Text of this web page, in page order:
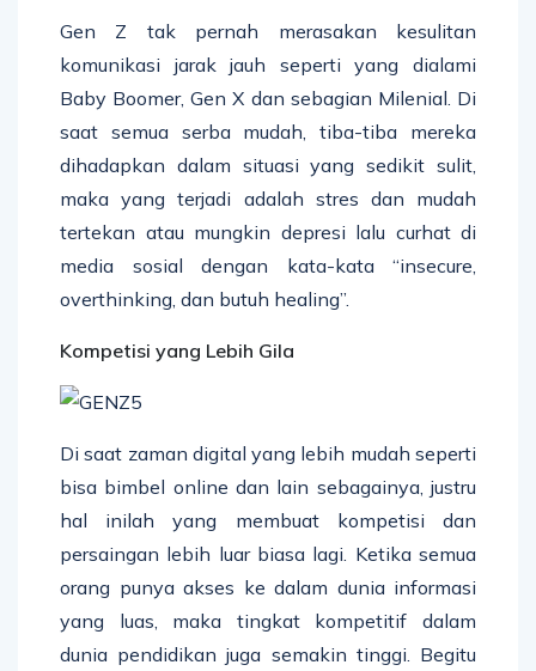
Gen Z tak pernah merasakan kesulitan
komunikasi jarak jauh seperti yang dialami
Baby Boomer, Gen X dan sebagian Milenial. Di
saat semua serba mudah, tiba-tiba mereka
dihadapkan dalam situasi yang sedikit sulit,
maka yang terjadi adalah stres dan mudah
tertekan atau mungkin depresi lalu curhat di
media sosial dengan kata-kata “insecure,
overthinking, dan butuh healing”.
Kompetisi yang Lebih Gila
Di saat zaman digital yang lebih mudah seperti
bisa bimbel online dan lain sebagainya, justru
hal inilah yang membuat kompetisi dan
persaingan lebih luar biasa lagi. Ketika semua
orang punya akses ke dalam dunia informasi
yang luas, maka tingkat kompetitif dalam
dunia pendidikan juga semakin tinggi. Begitu